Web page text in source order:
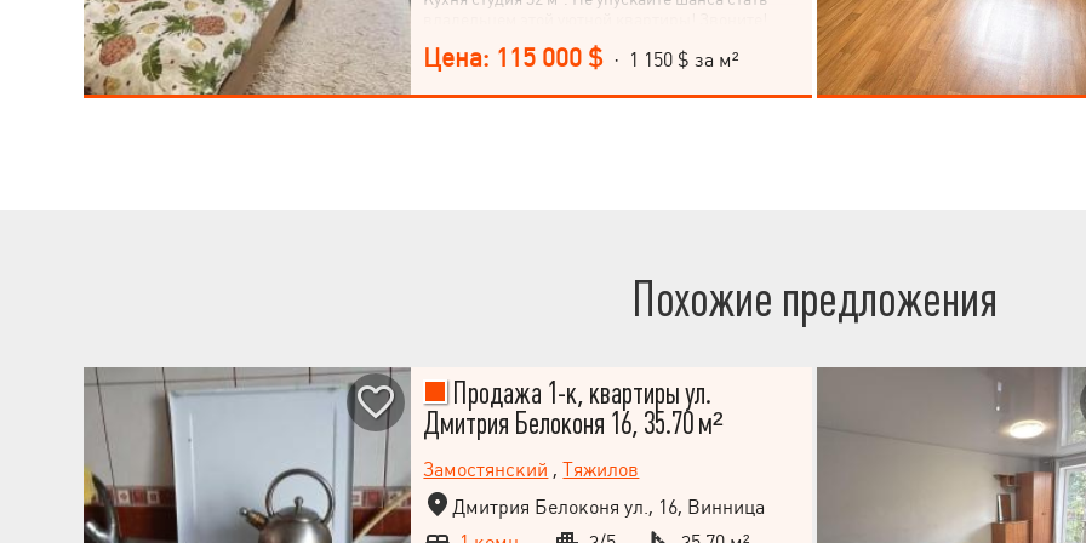
Цена: 115 000 $ · 1 150 $ за м²
Похожие предложения
Продажа 1-к, квартиры ул.
Дмитрия Белоконя 16, 35.70 м²
Замостянский ,Тяжилов
Дмитрия Белоконя ул., 16, Винница